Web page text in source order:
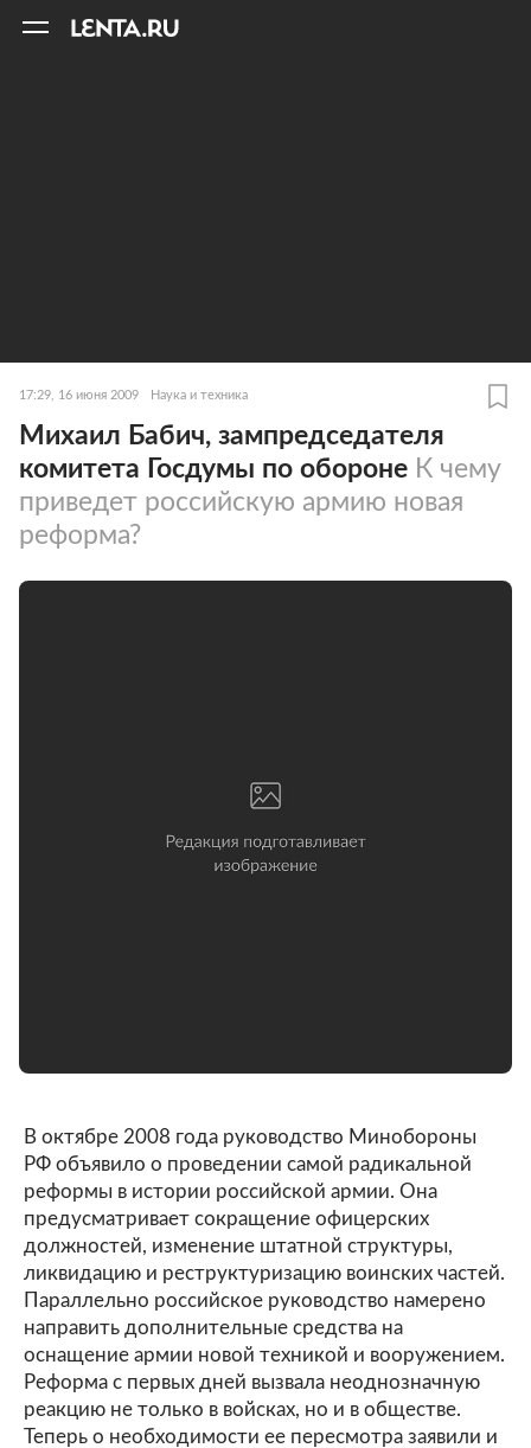
17:29, 16 июня 2009 Наука и техника
Михаил Бабич, зампредседателя
комитета Госдумы по обороне К чему
приведет российскую армию новая
реформа?
В октябре 2008 года руководство Минобороны
РФ объявило о проведении самой радикальной
реформы в истории российской армии. Она
предусматривает сокращение офицерских
должностей, изменение штатной структуры,
ликвидацию и реструктуризацию воинских частей.
Параллельно российское руководство намерено
направить дополнительные средства на
оснащение армии новой техникой и вооружением.
Реформа с первых дней вызвала неоднозначную
реакцию не только в войсках, но и в обществе.
Теперь о необходимости ее пересмотра заявили и